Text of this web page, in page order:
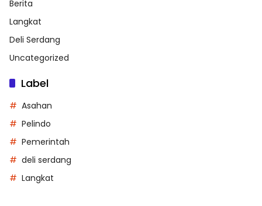
Berita
Langkat
Deli Serdang
Uncategorized
Label
Asahan
Pelindo
Pemerintah
deli serdang
Langkat